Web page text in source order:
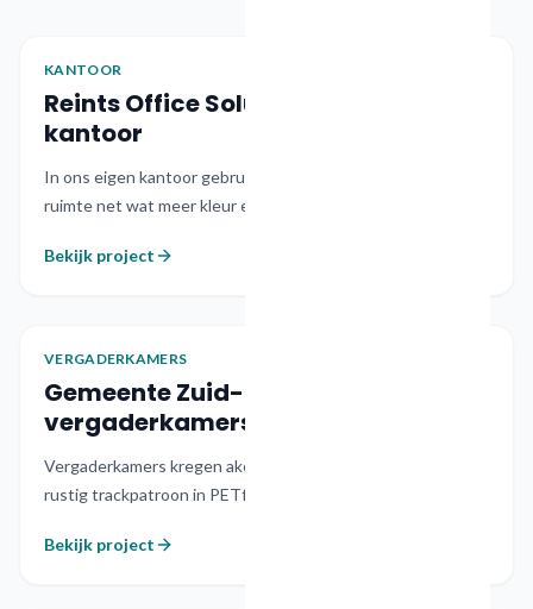
KANTOOR
KANTOOR
Reints Office Solutions / PETfelt
kantoor
In ons eigen kantoor gebruiken we restmateriaal om de
ruimte net wat meer kleur en karakter te geven.
Bekijk project
OVERHEID
VERGADERKAMERS
Gemeente Zuid-Holland
vergaderkamers
Vergaderkamers kregen akoestische wanden met een
rustig trackpatroon in PETfelt maatwerk.
Bekijk project